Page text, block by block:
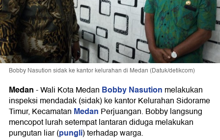
Bobby Nasution sidak ke kantor kelurahan di Medan (Datuk/detikcom)
Medan-Wali Kota Medan Bobby Nasution melakukan
inspeksi mendadak (sidak) ke kantor Kelurahan Sidorame
Timur, Kecamatan Medan Perjuangan. Bobby langsung
mencopot lurah setempat lantaran diduga melakukan
pungutan liar (pungli) terhadap warga.